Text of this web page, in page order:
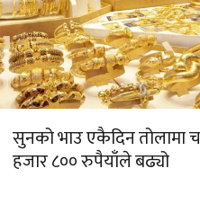
सुनको भाउ एकैदिन तोलामा
हजार ८०० रुपैयाँले बढ्यो